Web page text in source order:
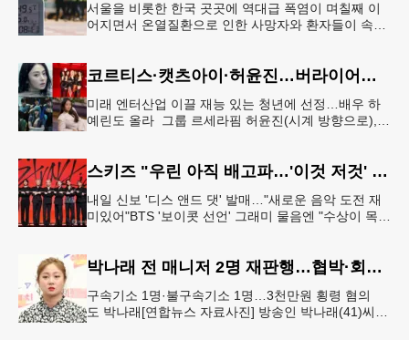
서울을 비롯한 한국 곳곳에 역대급 폭염이 며칠째 이
어지면서 온열질환으로 인한 사망자와 환자들이 속출
코르티스·캣츠아이·허윤진…버라이어티 '영 할리우드 임팩트'
미래 엔터산업 이끌 재능 있는 청년에 선정…배우 하
예린도 올라 그룹 르세라핌 허윤진(시계 방향으로),
스키즈 "우린 아직 배고파…'이것 저것' 다 잘하는 자신감 표현"
내일 신보 '디스 앤드 댓' 발매…"새로운 음악 도전 재
미있어"BTS '보이콧 선언' 그래미 물음엔 "수상이 목표
박나래 전 매니저 2명 재판행…협박·회삿돈 횡령 혐의
구속기소 1명·불구속기소 1명…3천만원 횡령 혐의
도 박나래[연합뉴스 자료사진] 방송인 박나래(41)씨를